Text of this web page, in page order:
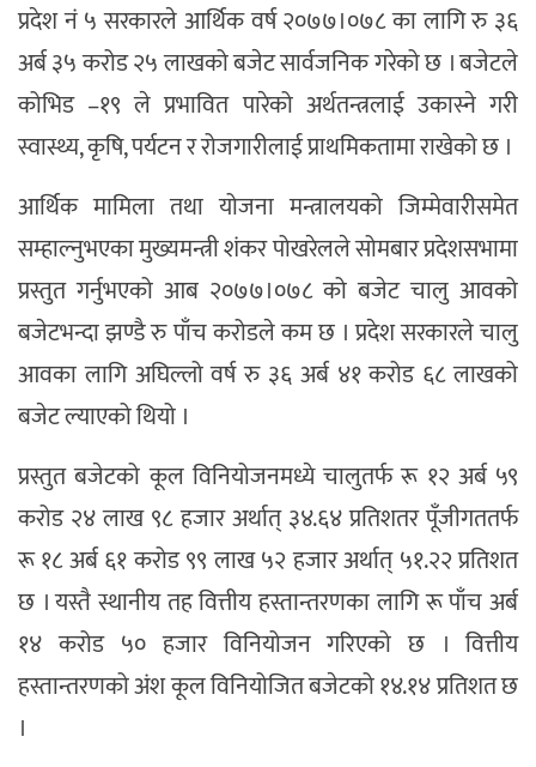
प्रदेश नं ५ सरकारले आर्थिक वर्ष २०७७।०७८ का लागि रु ३६
अर्ब ३५ करोड २५ लाखको बजेट सार्वजनिक गरेको छ । बजेटले
कोभिड –१९ ले प्रभावित पारेको अर्थतन्त्रलाई उकास्ने गरी
स्वास्थ्य, कृषि, पर्यटन र रोजगारीलाई प्राथमिकतामा राखेको छ ।
आर्थिक मामिला तथा योजना मन्त्रालयको जिम्मेवारीसमेत
सम्हाल्नुभएका मुख्यमन्त्री शंकर पोखरेलले सोमबार प्रदेशसभामा
प्रस्तुत गर्नुभएको आब २०७७।०७८ को बजेट चालु आवको
बजेटभन्दा झण्डै रु पाँच करोडले कम छ । प्रदेश सरकारले चालु
आवका लागि अघिल्लो वर्ष रु ३६ अर्ब ४१ करोड ६८ लाखको
बजेट ल्याएको थियो ।
प्रस्तुत बजेटको कूल विनियोजनमध्ये चालुतर्फ रू १२ अर्ब ५९
करोड २४ लाख ९८ हजार अर्थात् ३४.६४ प्रतिशतर पूँजीगततर्फ
रू १८ अर्ब ६१ करोड ९९ लाख ५२ हजार अर्थात् ५१.२२ प्रतिशत
छ । यस्तै स्थानीय तह वित्तीय हस्तान्तरणका लागि रू पाँच अर्ब
१४ करोड ५० हजार विनियोजन गरिएको छ । वित्तीय
हस्तान्तरणको अंश कूल विनियोजित बजेटको १४.१४ प्रतिशत छ
।